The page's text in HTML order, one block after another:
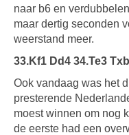
naar b6 en
maar dertig seconden
weerstand meer.
33.Kf1 Dd4 34.Te3
Ook vandaag was het
presterende
moest winnen om nog
de eerste had een